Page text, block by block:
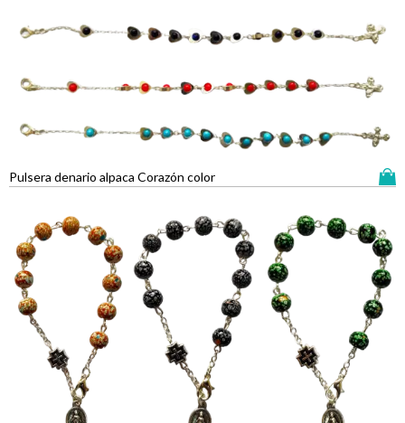
Pulsera denario alpaca Corazón color